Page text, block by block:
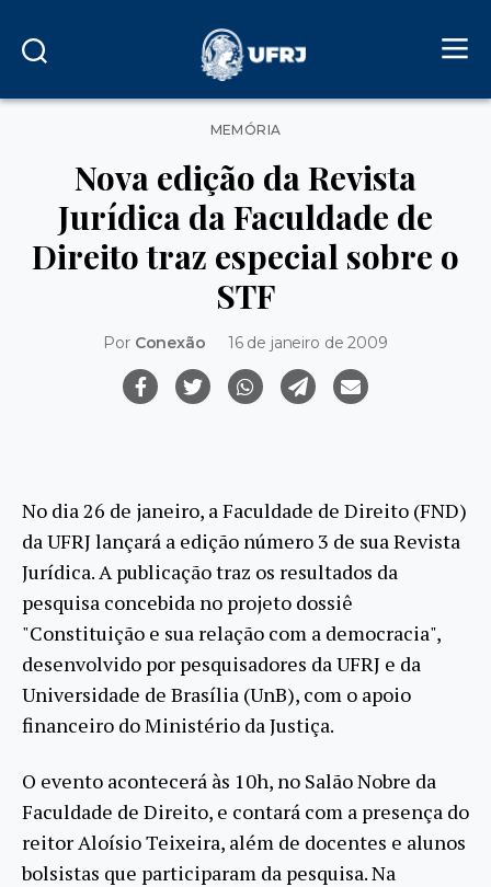
Categorias
MEMÓRIA
Nova edição da Revista
Jurídica da Faculdade de
Direito traz especial sobre o
STF
Por Conexão 16 de janeiro de 2009
No dia 26 de janeiro, a Faculdade de Direito (FND)
da UFRJ lançará a edição número 3 de sua Revista
Jurídica. A publicação traz os resultados da
pesquisa concebida no projeto dossiê
"Constituição e sua relação com a democracia",
desenvolvido por pesquisadores da UFRJ e da
Universidade de Brasília (UnB), com o apoio
financeiro do Ministério da Justiça.
O evento acontecerá às 10h, no Salão Nobre da
Faculdade de Direito, e contará com a presença do
reitor Aloísio Teixeira, além de docentes e alunos
bolsistas que participaram da pesquisa. Na